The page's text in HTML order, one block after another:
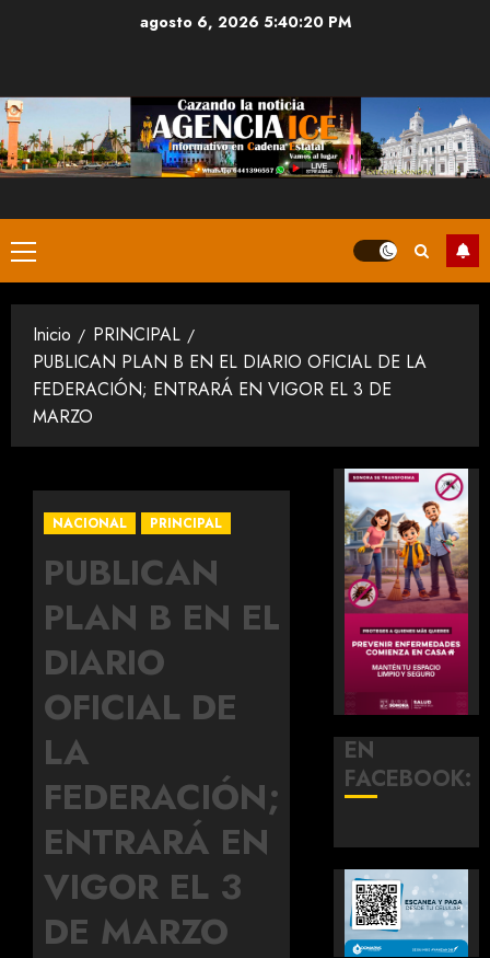
agosto 6, 20265:40:21 PM
Menú
principal
Inicio
PRINCIPAL
PUBLICAN PLAN B EN EL DIARIO OFICIAL DE LA
FEDERACIÓN; ENTRARÁ EN VIGOR EL 3 DE
MARZO
NACIONAL PRINCIPAL
PUBLICAN
PLAN B EN EL
DIARIO
OFICIAL DE
LA
FEDERACIÓN;
ENTRARÁ EN
VIGOR EL 3
DE MARZO
EN
FACEBOOK: